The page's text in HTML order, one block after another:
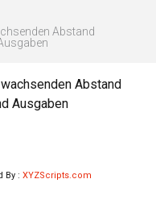
Abstand
Abstand
Ausgaben
By : XYZScripts.com